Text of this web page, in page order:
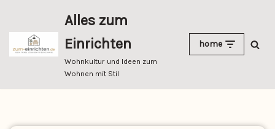
Zum
Inhalt
Alles zum
Einrichten
Wohnkultur und Ideen zum
Wohnen mit Stil
home